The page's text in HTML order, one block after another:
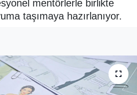
mentörlerle birlikte
taşımaya hazırlanıyor.